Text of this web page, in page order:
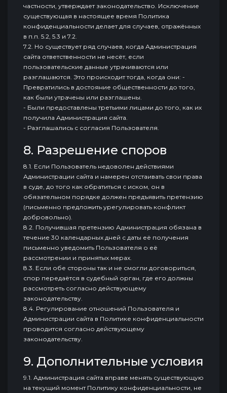
частности, утверждает законодательство. Исключение
существующая в настоящее время Политика
конфиденциальности делает для случаев, отражённых
в п.п. 5.2, 5.3 и 7.2.
7.2. Но существует ряд случаев, когда Администрация
сайта ответственности не несёт, если
пользовательские данные утрачиваются или
разглашаются. Это происходит тогда, когда они: -
Превратились в достояние общественности до того,
как были утрачены или разглашены.
- Были предоставлены третьими лицами до того, как их
получила Администрация сайта.
- Разглашались с согласия Пользователя.
8. Разрешение споров
8.1. Если Пользователь недоволен действиями
Администрации сайта и намерен отстаивать свои права
в суде, до того как обратиться с иском, он в
обязательном порядке должен предъявить претензию
(письменно предложить урегулировать конфликт
добровольно).
8.2. Получившая претензию Администрация обязана в
течение 30 календарных дней с даты её получения
письменно уведомить Пользователя о её
рассмотрении и принятых мерах.
8.3. Если обе стороны так и не смогли договориться,
спор передаётся в судебный орган, где его должны
рассмотреть согласно действующему
законодательству.
8.4. Регулирование отношений Пользователя и
Администрации сайта в Политике конфиденциальности
проводится согласно действующему
законодательству.
9. Дополнительные условия
9.1. Администрация сайта вправе менять существующую
на текущий момент Политику конфиденциальности, не